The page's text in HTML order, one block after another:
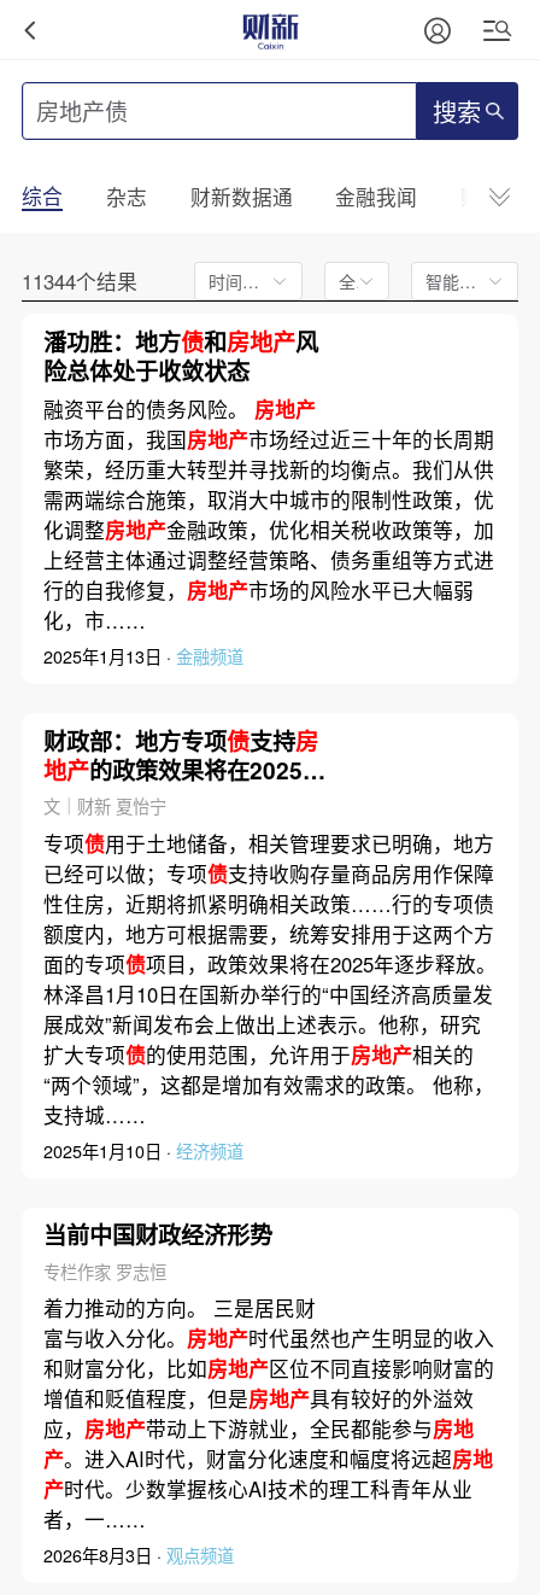
搜索
综合 杂志 财新数据通 金融我闻 财新
11344个结果 时间不限 全文 智能排序
潘功胜：地方债和房地产风
险总体处于收敛状态
融资平台的债务风险。 房地产
市场方面，我国房地产市场经过近三十年的长周期
繁荣，经历重大转型并寻找新的均衡点。我们从供
需两端综合施策，取消大中城市的限制性政策，优
化调整房地产金融政策，优化相关税收政策等，加
上经营主体通过调整经营策略、债务重组等方式进
行的自我修复， 房地产市场的风险水平已大幅弱
化，市……
2025年1月13日 · 金融频道
财政部：地方专项债支持房
地产的政策效果将在2025年
逐步释放
文｜财新 夏怡宁
专项债用于土地储备，相关管理要求已明确，地方
已经可以做；专项债支持收购存量商品房用作保障
性住房，近期将抓紧明确相关政策……行的专项债
额度内，地方可根据需要，统筹安排用于这两个方
面的专项债项目，政策效果将在2025年逐步释放。
林泽昌1月10日在国新办举行的“中国经济高质量发
展成效”新闻发布会上做出上述表示。他称，研究
扩大专项债的使用范围，允许用于房地产相关的
“两个领域”，这都是增加有效需求的政策。 他称，
支持城……
2025年1月10日 · 经济频道
当前中国财政经济形势
专栏作家 罗志恒
着力推动的方向。 三是居民财
富与收入分化。 房地产时代虽然也产生明显的收入
和财富分化，比如房地产区位不同直接影响财富的
增值和贬值程度，但是房地产具有较好的外溢效
应， 房地产带动上下游就业，全民都能参与房地
产。进入AI时代，财富分化速度和幅度将远超房地
产时代。少数掌握核心AI技术的理工科青年从业
者，一……
2026年8月3日 · 观点频道